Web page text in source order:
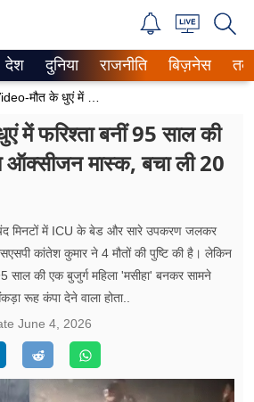
News
देश दुनिया राजनीति बिज़नेस
में फरिश्ता बनीं 95 साल की
ऑक्सीजन मास्क, बचा ली 20
मिनटों में ICU के बेड और सारे उपकरण जलकर
कांतेश कुमार ने 4 मौतों की पुष्टि की है। लेकिन
साल की एक बुजुर्ग महिला 'मसीहा' बनकर सामने
रूह कंपा देने वाला होता..
June 4, 2026